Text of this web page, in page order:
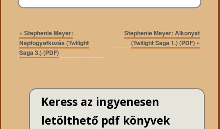
« Stephenie Meyer:
Napfogyatkozás (Twilight
Saga 3.) (PDF)
Stephenie Meyer: Alkonyat
(Twilight Saga 1.) (PDF) »
Keress az ingyenesen
letölthető pdf könyvek